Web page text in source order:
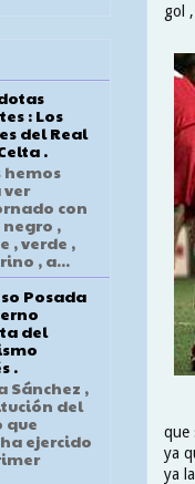
gol
que
ya
ya
: Los
del Real
.
hemos
ver
con
negro ,
, verde ,
, a...
Posada
del
.
Sánchez ,
del
que
ejercido